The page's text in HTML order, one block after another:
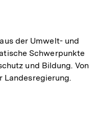
der Umwelt- und
Schwerpunkte
und Bildung. Von
Landesregierung.